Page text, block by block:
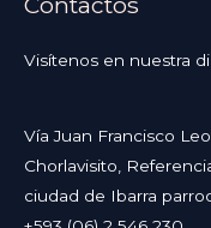
Visítenos en nuestra
Vía Juan Francisco
Chorlavisito,
ciudad de Ibarra